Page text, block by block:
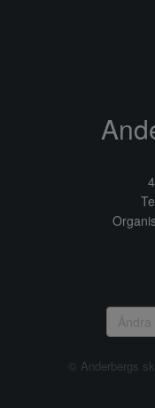
© Anderbergs